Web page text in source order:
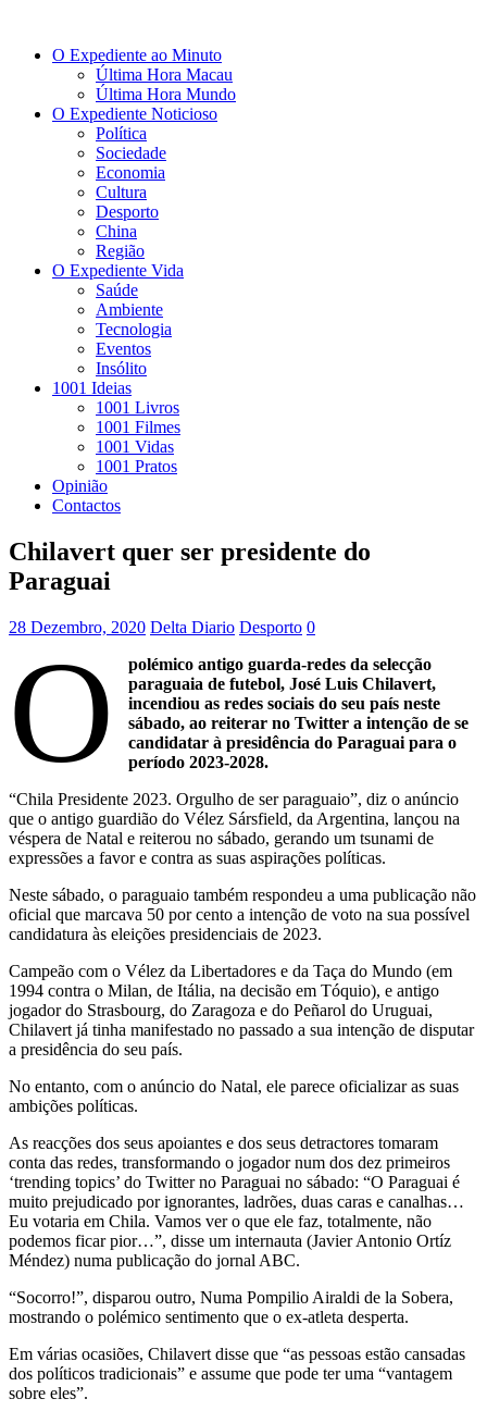
O Expediente ao Minuto
Última Hora Macau
Última Hora Mundo
O Expediente Noticioso
Política
Sociedade
Economia
Cultura
Desporto
China
Região
O Expediente Vida
Saúde
Ambiente
Tecnologia
Eventos
Insólito
1001 Ideias
1001 Livros
1001 Filmes
1001 Vidas
1001 Pratos
Opinião
Contactos
Chilavert quer ser presidente do
Paraguai
28 Dezembro, 2020 Delta Diario Desporto 0
O
polémico antigo guarda-redes da selecção
paraguaia de futebol, José Luis Chilavert,
incendiou as redes sociais do seu país neste
sábado, ao reiterar no Twitter a intenção de se
candidatar à presidência do Paraguai para o
período 2023-2028.
“Chila Presidente 2023. Orgulho de ser paraguaio”, diz o anúncio
que o antigo guardião do Vélez Sársfield, da Argentina, lançou na
véspera de Natal e reiterou no sábado, gerando um tsunami de
expressões a favor e contra as suas aspirações políticas.
Neste sábado, o paraguaio também respondeu a uma publicação não
oficial que marcava 50 por cento a intenção de voto na sua possível
candidatura às eleições presidenciais de 2023.
Campeão com o Vélez da Libertadores e da Taça do Mundo (em
1994 contra o Milan, de Itália, na decisão em Tóquio), e antigo
jogador do Strasbourg, do Zaragoza e do Peñarol do Uruguai,
Chilavert já tinha manifestado no passado a sua intenção de disputar
a presidência do seu país.
No entanto, com o anúncio do Natal, ele parece oficializar as suas
ambições políticas.
As reacções dos seus apoiantes e dos seus detractores tomaram
conta das redes, transformando o jogador num dos dez primeiros
‘trending topics’ do Twitter no Paraguai no sábado: “O Paraguai é
muito prejudicado por ignorantes, ladrões, duas caras e canalhas…
Eu votaria em Chila. Vamos ver o que ele faz, totalmente, não
podemos ficar pior…”, disse um internauta (Javier Antonio Ortíz
Méndez) numa publicação do jornal ABC.
“Socorro!”, disparou outro, Numa Pompilio Airaldi de la Sobera,
mostrando o polémico sentimento que o ex-atleta desperta.
Em várias ocasiões, Chilavert disse que “as pessoas estão cansadas
dos políticos tradicionais” e assume que pode ter uma “vantagem
sobre eles”.